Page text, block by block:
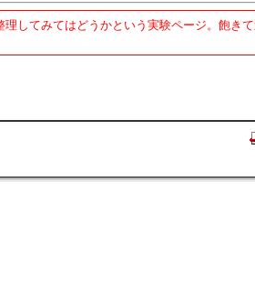
してみてはどうかという実験ページ。飽